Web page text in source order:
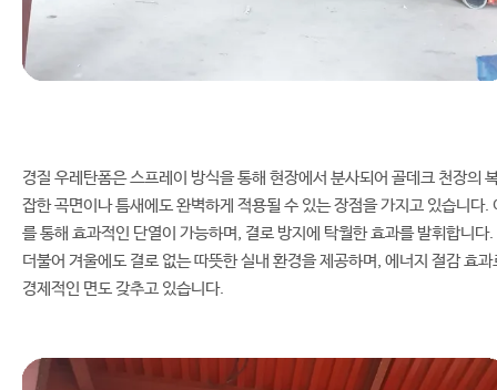
경질 우레탄폼은 스프레이 방식을 통해 현장에서 분사되어 골데크 천장의
잡한 곡면이나 틈새에도 완벽하게 적용될 수 있는 장점을 가지고 있습니다.
를 통해 효과적인 단열이 가능하며, 결로 방지에 탁월한 효과를 발휘합니다.
더불어 겨울에도 결로 없는 따뜻한 실내 환경을 제공하며, 에너지 절감 효과
경제적인 면도 갖추고 있습니다.